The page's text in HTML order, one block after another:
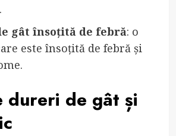
gât însoțită de febră: o
este însoțită de febră și
dureri de gât și